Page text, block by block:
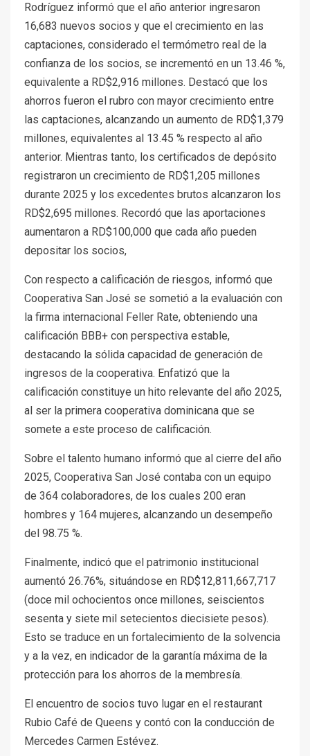
Rodríguez informó que el año anterior ingresaron
16,683 nuevos socios y que el crecimiento en las
captaciones, considerado el termómetro real de la
confianza de los socios, se incrementó en un 13.46 %,
equivalente a RD$2,916 millones. Destacó que los
ahorros fueron el rubro con mayor crecimiento entre
las captaciones, alcanzando un aumento de RD$1,379
millones, equivalentes al 13.45 % respecto al año
anterior. Mientras tanto, los certificados de depósito
registraron un crecimiento de RD$1,205 millones
durante 2025 y los excedentes brutos alcanzaron los
RD$2,695 millones. Recordó que las aportaciones
aumentaron a RD$100,000 que cada año pueden
depositar los socios,
Con respecto a calificación de riesgos, informó que
Cooperativa San José se sometió a la evaluación con
la firma internacional Feller Rate, obteniendo una
calificación BBB+ con perspectiva estable,
destacando la sólida capacidad de generación de
ingresos de la cooperativa. Enfatizó que la
calificación constituye un hito relevante del año 2025,
al ser la primera cooperativa dominicana que se
somete a este proceso de calificación.
Sobre el talento humano informó que al cierre del año
2025, Cooperativa San José contaba con un equipo
de 364 colaboradores, de los cuales 200 eran
hombres y 164 mujeres, alcanzando un desempeño
del 98.75 %.
Finalmente, indicó que el patrimonio institucional
aumentó 26.76%, situándose en RD$12,811,667,717
(doce mil ochocientos once millones, seiscientos
sesenta y siete mil setecientos diecisiete pesos).
Esto se traduce en un fortalecimiento de la solvencia
y a la vez, en indicador de la garantía máxima de la
protección para los ahorros de la membresía.
El encuentro de socios tuvo lugar en el restaurant
Rubio Café de Queens y contó con la conducción de
Mercedes Carmen Estévez.